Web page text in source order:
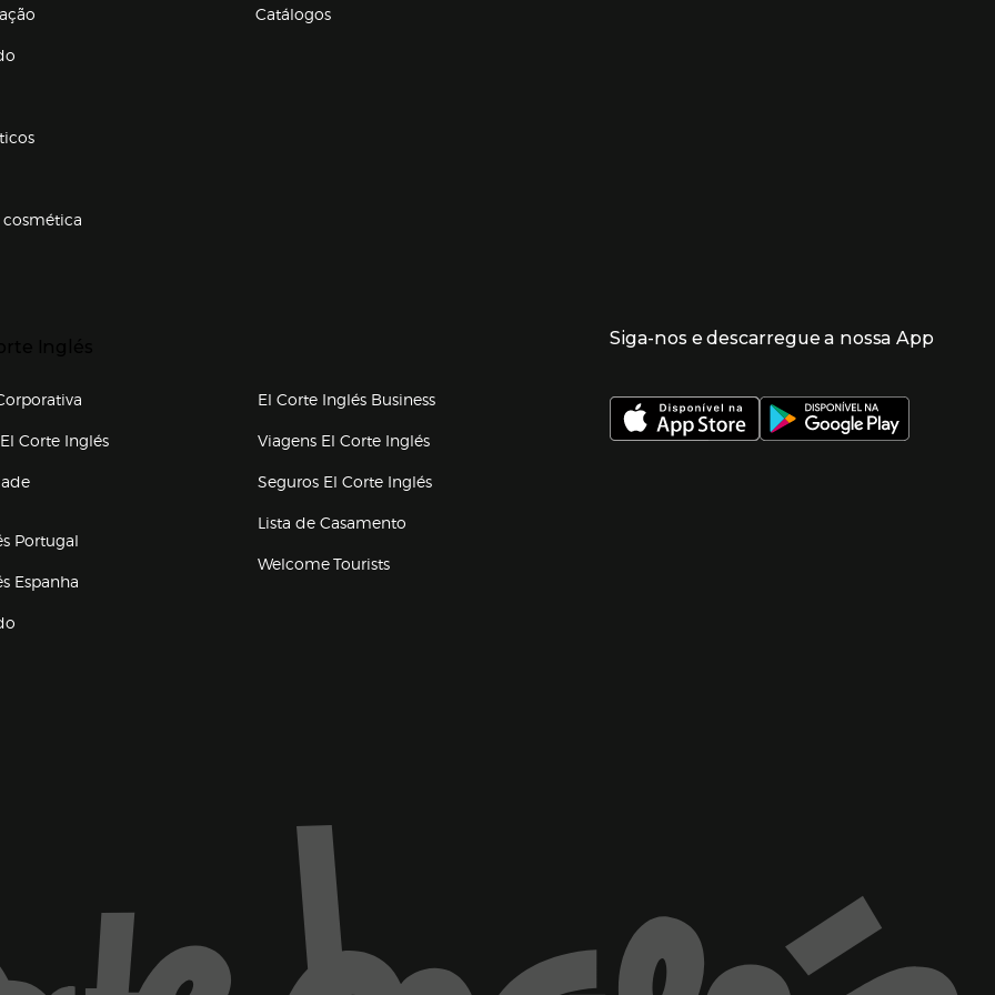
Catálogos
Corte Inglés(abre en nueva ventana)
Portugal
Espanha
El Corte Inglés Business
Viagens El Corte Inglés(abre en nueva ventana)
Seguros El Corte Inglés(abre en nueva ventana)
Lista de Casamento
Welcome Tourists
Siga-nos e descarregue a nossa App
Marca El Corte Inglés